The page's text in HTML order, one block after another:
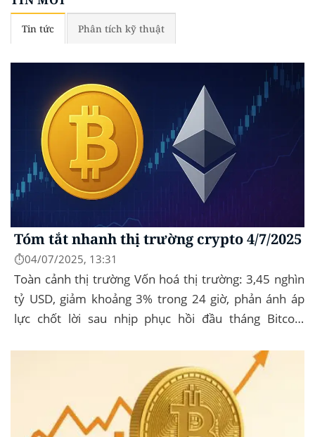
Tin tức Phân tích kỹ thuật
Tóm tắt nhanh thị trường crypto 4/7/2025
⏱️04/07/2025, 13:31
Toàn cảnh thị trường Vốn hoá thị trường: 3,45 nghìn
tỷ USD, giảm khoảng 3% trong 24 giờ, phản ánh áp
lực chốt lời sau nhịp phục hồi đầu tháng‍ Bitcoin